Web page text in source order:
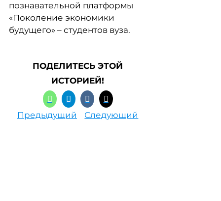
познавательной платформы
«Поколение экономики
будущего» ‒ студентов вуза.
ПОДЕЛИТЕСЬ ЭТОЙ
ИСТОРИЕЙ!
Предыдущий Следующий